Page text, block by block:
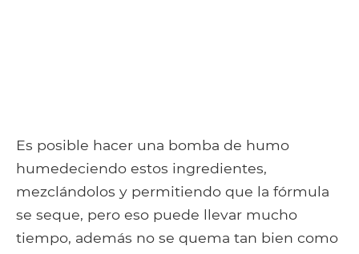
Es posible hacer una bomba de humo
humedeciendo estos ingredientes,
mezclándolos y permitiendo que la fórmula
se seque, pero eso puede llevar mucho
tiempo, además no se quema tan bien como